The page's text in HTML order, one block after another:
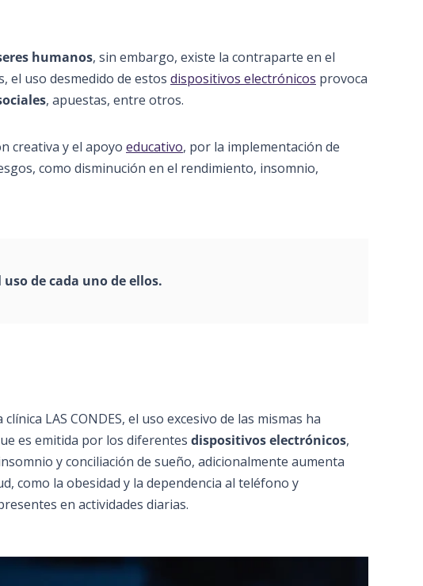
humanos, sin embargo, existe la contraparte en el
el uso desmedido de estos dispositivos electrónicos provoca
, apuestas, entre otros.
creativa y el apoyo educativo, por la implementación de
como disminución en el rendimiento, insomnio,
de cada uno de ellos.
LAS CONDES, el uso excesivo de las mismas ha
es emitida por los diferentes dispositivos electrónicos,
y conciliación de sueño, adicionalmente aumenta
como la obesidad y la dependencia al teléfono y
en actividades diarias.